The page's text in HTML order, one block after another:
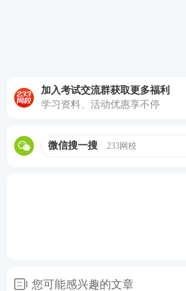
强化巩固考点，归纳总
式，掌握答题技巧
频得分考点，考前15页
加入考试交流群获取更多福利
学习资料、活动优惠享不停
微信搜一搜 233网校
您可能感兴趣的文章